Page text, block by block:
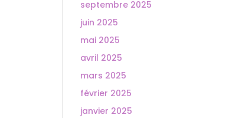
septembre 2025
juin 2025
mai 2025
avril 2025
mars 2025
février 2025
janvier 2025